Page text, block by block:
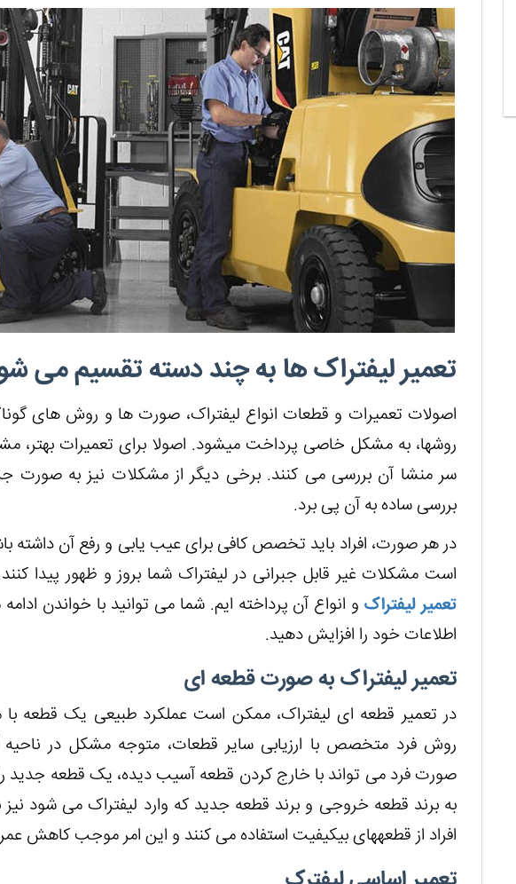
تعمیر لیفتراک ها به چند دسته تقسیم می
اصولات تعمیرات و قطعات انواع لیفتراک، صورت ها و روش های
سر منشا آن بررسی می کنند. برخی دیگر از مشکلات نیز به صورت
بررسی ساده به آن پی برد.
در هر صورت، افراد باید تخصص کافی برای عیب یابی و رفع آن داشته
است مشکلات غیر قابل جبرانی در لیفتراک شما بروز و ظهور پیدا
تعمیر لیفتراکو انواع آن پرداخته ایم. شما می توانید با خواندن
اطلاعات خود را افزایش دهید.
تعمیر لیفتراک به صورت قطعه ای
در تعمیر قطعه ای لیفتراک، ممکن است عملکرد طبیعی یک قطعه
صورت فرد می تواند با خارج کردن قطعه آسیب دیده، یک قطعه جدید
به برند قطعه خروجی و برند قطعه جدید که وارد لیفتراک می شود نیز
افراد از قطعه‎های بی‎کیفیت استفاده می کنند و این امر موجب کاهش عمر مفید دستگاه می‎شود.